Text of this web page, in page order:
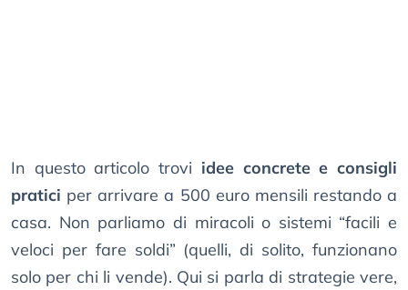
In questo articolo trovi idee concrete e consigli
pratici per arrivare a 500 euro mensili restando a
casa. Non parliamo di miracoli o sistemi “facili e
veloci per fare soldi” (quelli, di solito, funzionano
solo per chi li vende). Qui si parla di strategie vere,